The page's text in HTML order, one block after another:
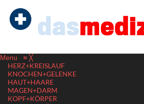
Menu ≡ ╳
HERZ+KREISLAUF
KNOCHEN+GELENKE
HAUT+HAARE
MAGEN+DARM
KOPF+KÖRPER